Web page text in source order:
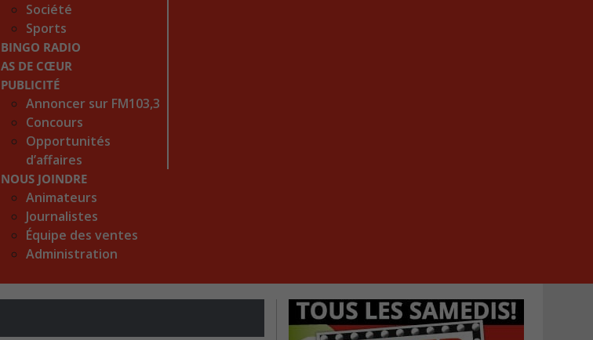
Société
Sports
BINGO RADIO
AS DE CŒUR
PUBLICITÉ
Annoncer sur FM103,3
Concours
Opportunités
d’affaires
NOUS JOINDRE
Animateurs
Journalistes
Équipe des ventes
Administration